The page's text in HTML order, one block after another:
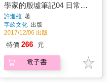
學家的殷墟筆記04 日常生
活篇Ⅱ 住與行
許進雄 著
字畝文化 出版
2017/12/06 出版
特價 266 元
電子書